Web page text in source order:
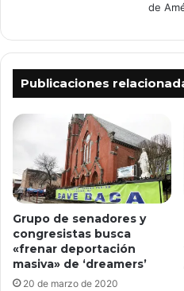
de
Publicaciones
Grupo de senadores y
congresistas busca
«frenar deportación
masiva» de ‘dreamers’
20 de marzo de 2020